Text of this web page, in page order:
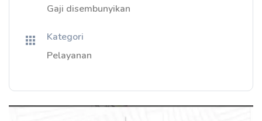
Gaji disembunyikan
Kategori
Pelayanan